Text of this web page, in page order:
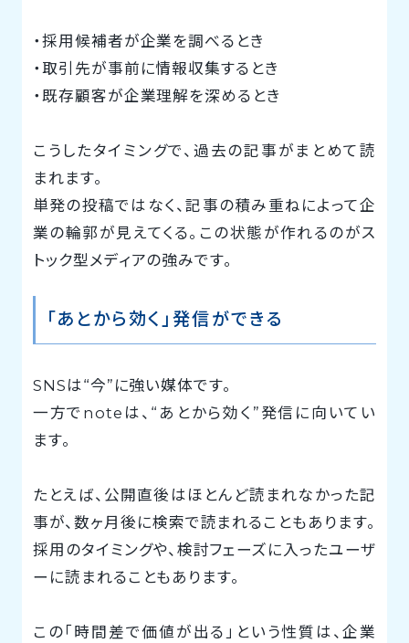
・採用候補者が企業を調べるとき
・取引先が事前に情報収集するとき
・既存顧客が企業理解を深めるとき
こうしたタイミングで、過去の記事がまとめて読
まれます。
単発の投稿ではなく、記事の積み重ねによって企
業の輪郭が見えてくる。この状態が作れるのがス
トック型メディアの強みです。
「あとから効く」発信ができる
SNSは“今”に強い媒体です。
一方でnoteは、“あとから効く”発信に向いてい
ます。
たとえば、公開直後はほとんど読まれなかった記
事が、数ヶ月後に検索で読まれることもあります。
採用のタイミングや、検討フェーズに入ったユーザ
ーに読まれることもあります。
この「時間差で価値が出る」という性質は、企業